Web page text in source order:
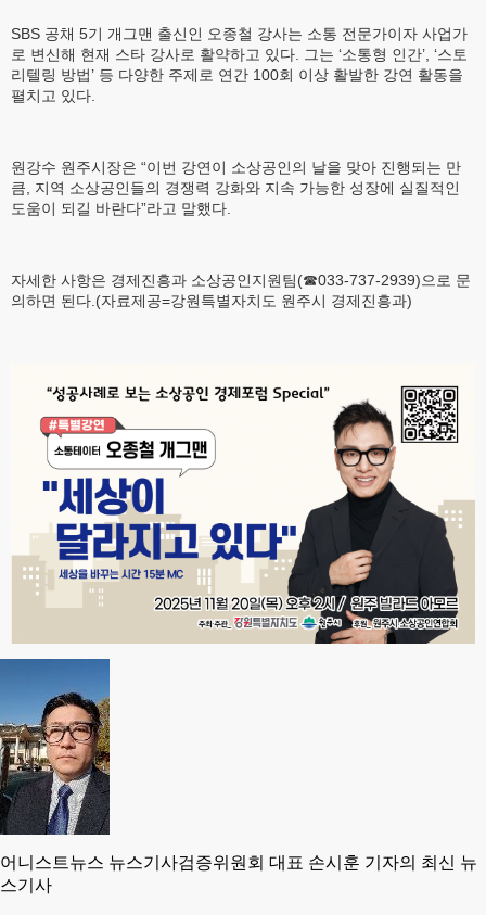
SBS 공채 5기 개그맨 출신인 오종철 강사는 소통 전문가이자 사업가
로 변신해 현재 스타 강사로 활약하고 있다. 그는 ‘소통형 인간’, ‘스토
리텔링 방법’ 등 다양한 주제로 연간 100회 이상 활발한 강연 활동을
펼치고 있다.
원강수 원주시장은 “이번 강연이 소상공인의 날을 맞아 진행되는 만
큼, 지역 소상공인들의 경쟁력 강화와 지속 가능한 성장에 실질적인
도움이 되길 바란다”라고 말했다.
자세한 사항은 경제진흥과 소상공인지원팀(☎033-737-2939)으로 문
의하면 된다.(자료제공=강원특별자치도 원주시 경제진흥과)
어니스트뉴스 뉴스기사검증위원회 대표 손시훈 기자의 최신 뉴
스기사